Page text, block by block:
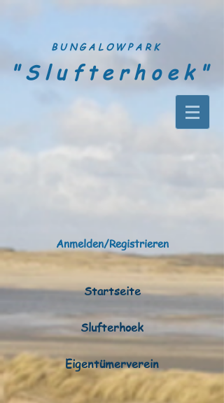
BUNGALOWPARK
"Slu fterhoek"
Anmelden/Registrieren
Startseite
Slufterhoek
Eigentümerverein